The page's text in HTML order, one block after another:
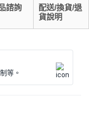
諮詢
配送/換貨/退
貨說明
等。